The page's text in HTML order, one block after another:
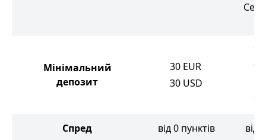
Мінімальний
депозит
30 EUR
30 USD
Спред від 0 пунктів від